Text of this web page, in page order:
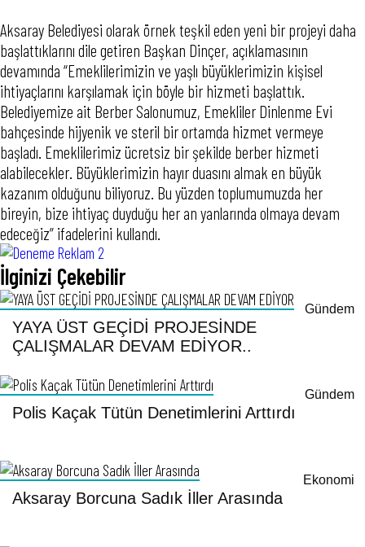
Aksaray Belediyesi olarak örnek teşkil eden yeni bir projeyi daha
başlattıklarını dile getiren Başkan Dinçer, açıklamasının
devamında “Emeklilerimizin ve yaşlı büyüklerimizin kişisel
ihtiyaçlarını karşılamak için böyle bir hizmeti başlattık.
Belediyemize ait Berber Salonumuz, Emekliler Dinlenme Evi
bahçesinde hijyenik ve steril bir ortamda hizmet vermeye
başladı. Emeklilerimiz ücretsiz bir şekilde berber hizmeti
alabilecekler. Büyüklerimizin hayır duasını almak en büyük
kazanım olduğunu biliyoruz. Bu yüzden toplumumuzda her
bireyin, bize ihtiyaç duyduğu her an yanlarında olmaya devam
edeceğiz” ifadelerini kullandı.
İlginizi Çekebilir
YAYA ÜST GEÇİDİ PROJESİNDE
ÇALIŞMALAR DEVAM EDİYOR..
Gündem
Polis Kaçak Tütün Denetimlerini Arttırdı
Gündem
Aksaray Borcuna Sadık İller Arasında
Ekonomi